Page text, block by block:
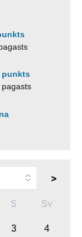
punkts
>
S Sv
3 4